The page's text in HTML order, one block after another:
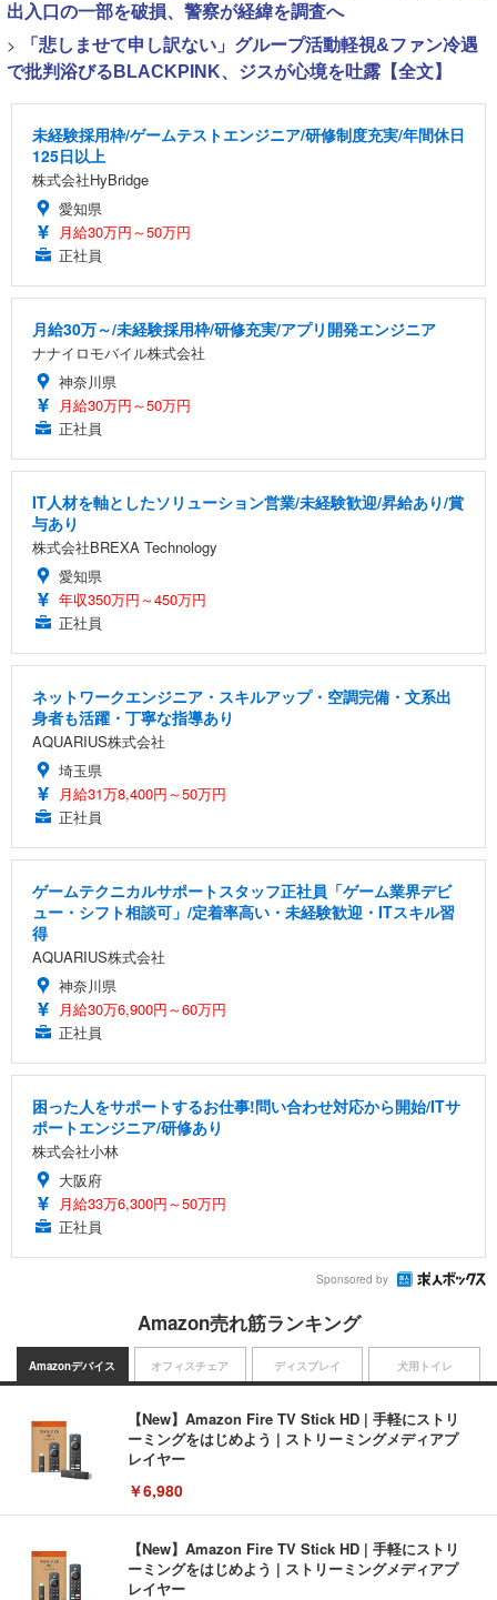
出入口の一部を破損、警察が経緯を調査へ
>
「悲しませて申し訳ない」グループ活動軽視&ファン冷遇
で批判浴びるBLACKPINK、ジスが心境を吐露【全文】
未経験採用枠/ゲームテストエンジニア/研修制度充実/年間休日
125日以上
株式会社HyBridge
愛知県
月給30万円～50万円
正社員
月給30万～/未経験採用枠/研修充実/アプリ開発エンジニア
ナナイロモバイル株式会社
神奈川県
月給30万円～50万円
正社員
IT人材を軸としたソリューション営業/未経験歓迎/昇給あり/賞
与あり
株式会社BREXA Technology
愛知県
年収350万円～450万円
正社員
ネットワークエンジニア・スキルアップ・空調完備・文系出
身者も活躍・丁寧な指導あり
AQUARIUS株式会社
埼玉県
月給31万8,400円～50万円
正社員
ゲームテクニカルサポートスタッフ正社員「ゲーム業界デビ
ュー・シフト相談可」/定着率高い・未経験歓迎・ITスキル習
得
AQUARIUS株式会社
神奈川県
月給30万6,900円～60万円
正社員
困った人をサポートするお仕事!問い合わせ対応から開始/ITサ
ポートエンジニア/研修あり
株式会社小林
大阪府
月給33万6,300円～50万円
正社員
Sponsored by
Amazon売れ筋ランキング
Amazonデバイス
【New】Amazon Fire TV Stick HD | 手軽にストリ
ーミングをはじめよう | ストリーミングメディアプ
レイヤー
￥6,980
【New】Amazon Fire TV Stick HD | 手軽にストリ
ーミングをはじめよう | ストリーミングメディアプ
レイヤー
オフィスチェア ディスプレイ 犬用トイレ